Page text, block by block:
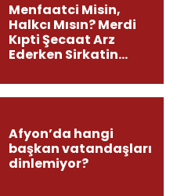
Menfaatci Misin,
Halkcı Mısın? Merdi
Kıpti Şecaat Arz
Ederken Sirkatin
Afyon’da hangi
başkan vatandaşları
dinlemiyor?